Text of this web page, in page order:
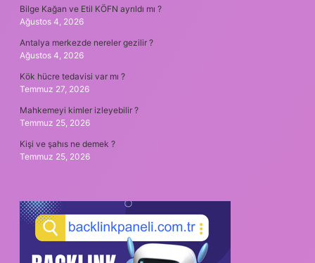
Bilge Kağan ve Etil KÖFN ayrıldı mı ?
Ağustos 4, 2026
Antalya merkezde nereler gezilir ?
Ağustos 4, 2026
Kök hücre tedavisi var mı ?
Temmuz 27, 2026
Mahkemeyi kimler izleyebilir ?
Temmuz 25, 2026
Kişi ve şahıs ne demek ?
Temmuz 25, 2026